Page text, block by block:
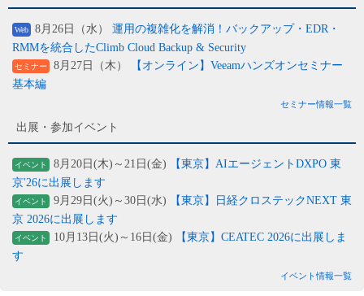
Web 8月26日（水） 運用の複雑化を解消！バックアップ・EDR・
RMMを統合したClimb Cloud Backup & Security
セミナー 8月27日（木）
【オンライン】Veeamハンズオンセミナー
基本編
セミナー情報一覧
出展・参加イベント
イベント 8月20日(木)～21日(金)
【東京】AIエージェントDXPO 東
京'26に出展します
イベント 9月29日(火)～30日(水)
【東京】日経クロステックNEXT 東
京 2026に出展します
イベント 10月13日(火)～16日(金)
【東京】CEATEC 2026に出展しま
す
イベント情報一覧